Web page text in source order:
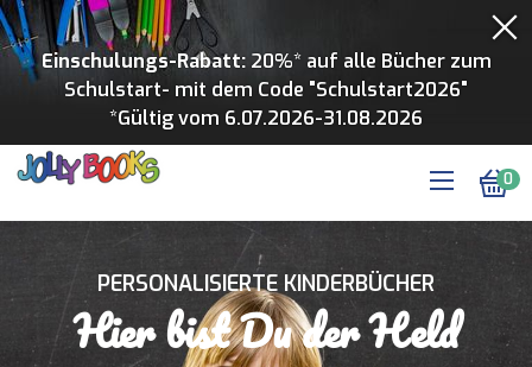
0
Einschulungs-Rabatt:20%* auf alle Bücher zum
Schulstart- mit dem Code "Schulstart2026"
*Gültig vom 6.07.2026-31.08.2026
PERSONALISIERTE KINDERBÜCHER
Hier bist Du der Held